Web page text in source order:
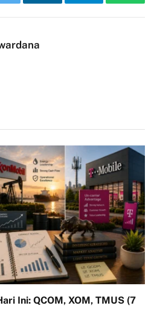
Twitter LinkedInTelegram
Ini: QCOM, XOM, TMUS (7